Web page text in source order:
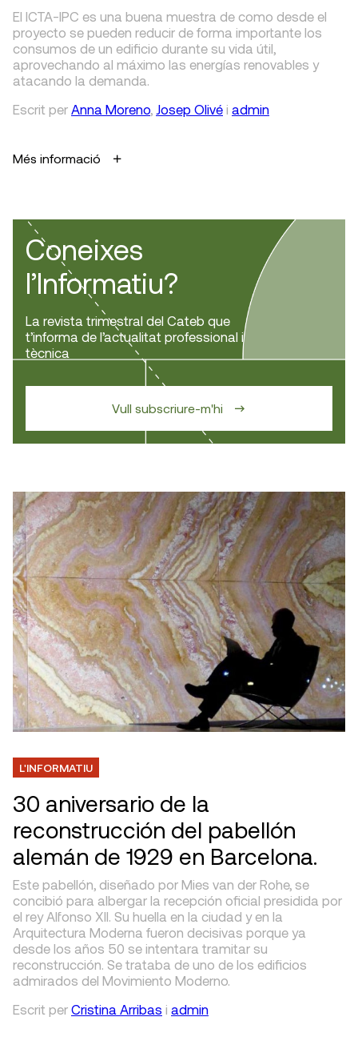
El ICTA-IPC es una buena muestra de como desde el
proyecto se pueden reducir de forma importante los
consumos de un edificio durante su vida útil,
aprovechando al máximo las energías renovables y
atacando la demanda.
Escrit per Anna Moreno, Josep Olivé i admin
Més informació
Coneixes
l’Informatiu?
La revista trimestral del Cateb que
t’informa de l’actualitat professional i
tècnica
Vull subscriure-m'hi
L'INFORMATIU
30 aniversario de la
reconstrucción del pabellón
alemán de 1929 en Barcelona.
Este pabellón, diseñado por Mies van der Rohe, se
concibió para albergar la recepción oficial presidida por
el rey Alfonso XII. Su huella en la ciudad y en la
Arquitectura Moderna fueron decisivas porque ya
desde los años 50 se intentara tramitar su
reconstrucción. Se trataba de uno de los edificios
admirados del Movimiento Moderno.
Escrit per Cristina Arribas i admin